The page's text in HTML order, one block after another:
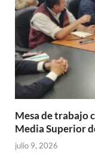
Mesa de trabajo
Media Superior
julio 9, 2026